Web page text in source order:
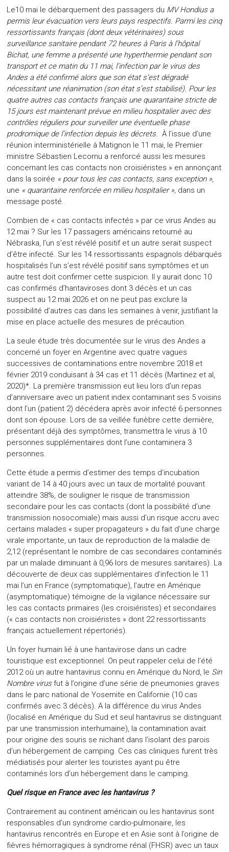
Le10 mai le débarquement des passagers du MV Hondius a
permis leur évacuation vers leurs pays respectifs. Parmi les cinq
ressortissants français (dont deux vétérinaires) sous
surveillance sanitaire pendant 72 heures à Paris à l’hôpital
Bichat, une femme a présenté une hyperthermie pendant son
transport et ce matin du 11 mai, l’infection par le virus des
Andes a été confirmé alors que son état s’est dégradé
nécessitant une réanimation (son état s’est stabilisé). Pour les
quatre autres cas contacts français une quarantaine stricte de
15 jours est maintenant prévue en milieu hospitalier avec des
contrôles réguliers pour surveiller une éventuelle phase
prodromique de l’infection depuis les décrets.À l’issue d’une
réunion interministérielle à Matignon le 11 mai, le Premier
ministre Sébastien Lecornu a renforcé aussi les mesures
concernant les cas contacts non croisiéristes » en annonçant
dans la soirée « pour tous les cas contacts, sans exception »
une « quarantaine renforcée en milieu hospitalier », dans un
message posté.
Combien de « cas contacts infectés » par ce virus Andes au
12 mai ? Sur les 17 passagers américains retourné au
Nébraska, l’un s’est révélé positif et un autre serait suspect
d’être infecté. Sur les 14 ressortissants espagnols débarqués
hospitalisés l’un s’est révélé positif sans symptômes et un
autre test doit confirmer cette suspicion. Il y aurait donc 10
cas confirmés d’hantaviroses dont 3 décès et un cas
suspect au 12 mai 2026 et on ne peut pas exclure la
possibilité d’autres cas dans les semaines à venir, justifiant la
mise en place actuelle des mesures de précaution.
La seule étude très documentée sur le virus des Andes a
concerné un foyer en Argentine avec quatre vagues
successives de contaminations entre novembre 2018 et
février 2019 conduisant à 34 cas et 11 décès (Martinez et al,
2020)*. La première transmission eut lieu lors d’un repas
d’anniversaire avec un patient index contaminant ses 5 voisins
dont l’un (patient 2) décédera après avoir infecté 6 personnes
dont son épouse. Lors de sa veillée funèbre cette dernière,
présentant déjà des symptômes, transmettra le virus à 10
personnes supplémentaires dont l’une contaminera 3
personnes.
Cette étude a permis d’estimer des temps d’incubation
variant de 14 à 40 jours avec un taux de mortalité pouvant
atteindre 38%, de souligner le risque de transmission
secondaire pour les cas contacts (dont la possibilité d’une
transmission nosocomiale) mais aussi d’un risque accru avec
certains malades « super propagateurs » du fait d’une charge
virale importante, un taux de reproduction de la maladie de
2,12 (représentant le nombre de cas secondaires contaminés
par un malade diminuant à 0,96 lors de mesures sanitaires). La
découverte de deux cas supplémentaires d’infection le 11
mai l’un en France (symptomatique), l’autre en Amérique
(asymptomatique) témoigne de la vigilance nécessaire sur
les cas contacts primaires (les croisiéristes) et secondaires
(« cas contacts non croisiéristes » dont 22 ressortissants
français actuellement répertoriés).
Un foyer humain lié à une hantavirose dans un cadre
touristique est exceptionnel. On peut rappeler celui de l’été
2012 où un autre hantavirus connu en Amérique du Nord, le Sin
Nombre virusfut à l’origine d’une série de pneumonies graves
dans le parc national de Yosemite en Californie (10 cas
confirmés avec 3 décès). A la différence du virus Andes
(localisé en Amérique du Sud et seul hantavirus se distinguant
par une transmission interhumaine), la contamination avait
pour origine des souris se nichant dans l’isolant des parois
d’un hébergement de camping. Ces cas cliniques furent très
médiatisés pour alerter les touristes ayant pu être
contaminés lors d’un hébergement dans le camping.
Quel risque en France avec les hantavirus ?
Contrairement au continent américain ou les hantavirus sont
responsables d’un syndrome cardio-pulmonaire, les
hantavirus rencontrés en Europe et en Asie sont à l’origine de
fièvres hémorragiques à syndrome rénal (FHSR) avec un taux